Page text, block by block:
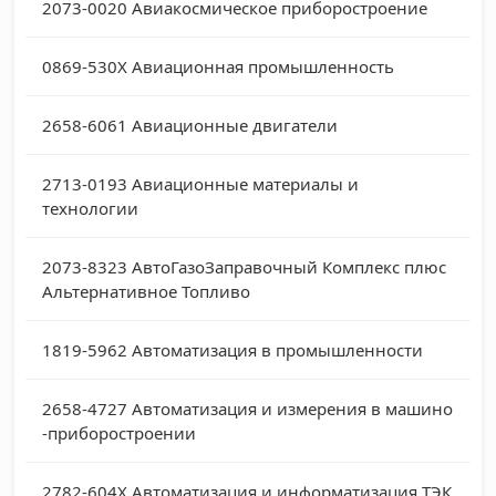
2073-0020 Авиакосмическое приборостроение
0869-530X Авиационная промышленность
2658-6061 Авиационные двигатели
2713-0193 Авиационные материалы и
технологии
2073-8323 АвтоГазоЗаправочный Комплекс плюс
Альтернативное Топливо
1819-5962 Автоматизация в промышленности
2658-4727 Автоматизация и измерения в машино
-приборостроении
2782-604X Автоматизация и информатизация ТЭК